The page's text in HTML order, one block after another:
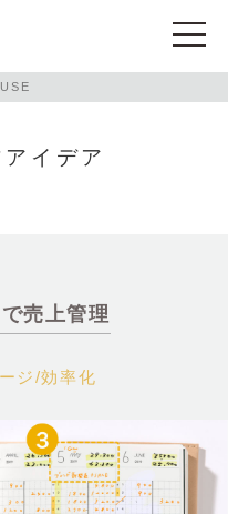
イデア
売上管理
ジ/効率化